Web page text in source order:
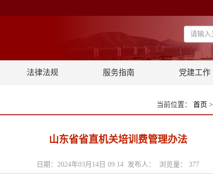
法律法规 服务指南 党建工作
当前位置： 首页 >
山东省省直机关培训费管理办法
日期：2024年03月14日 09:14 发布人： 浏览量： 377